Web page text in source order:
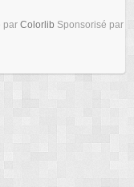
par Colorlib Sponsorisé par